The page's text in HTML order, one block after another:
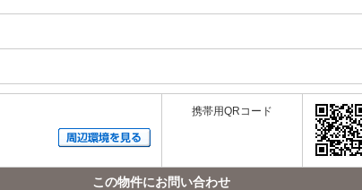
携帯用QRコード
この物件にお問い合わせ